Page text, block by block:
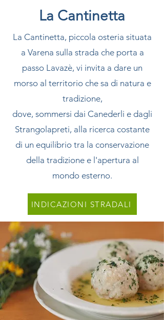
La Cantinetta
La Cantinetta, piccola osteria situata
a Varena sulla strada che porta a
passo Lavazè, vi invita a dare un
morso al territorio che sa di natura e
tradizione,
dove, sommersi dai Canederli e dagli
Strangolapreti, alla ricerca costante
di un equilibrio tra la conservazione
della tradizione e l'apertura al
mondo esterno.
INDICAZIONI STRADALI